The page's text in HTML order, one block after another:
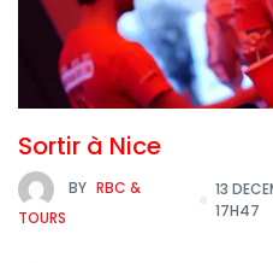
Sortir à Nice
BY RBC &
TOURS
13
17H47